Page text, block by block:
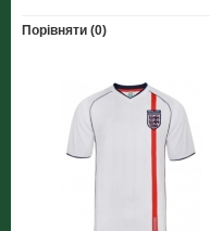
Порівняти (0)